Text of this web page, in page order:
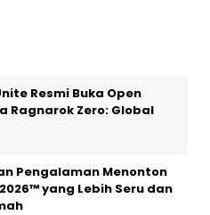
Resmi Buka Open
Ragnarok Zero: Global
Pengalaman Menonton
yang Lebih Seru dan